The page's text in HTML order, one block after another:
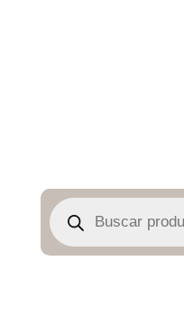
Búsqueda
de
productos